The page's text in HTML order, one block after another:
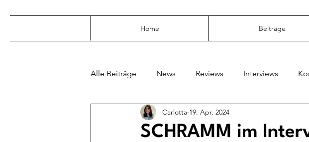
Home Beiträge
Alle Beiträge News Reviews Interviews
SCHRAMM im
Carlotta 19. Apr. 2024